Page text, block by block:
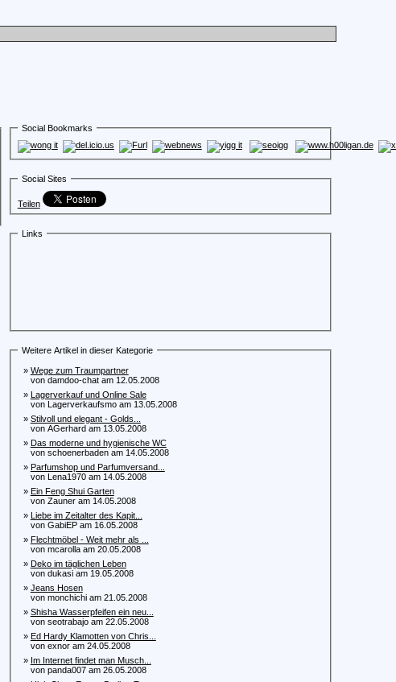
Social Bookmarks
Social Sites
Teilen
Links
Weitere Artikel in dieser Kategorie
» Wege zum Traumpartner
von damdoo-chat am 12.05.2008
» Lagerverkauf und Online Sale
von Lagerverkaufsmo am 13.05.2008
» Stilvoll und elegant - Golds...
von AGerhard am 13.05.2008
» Das moderne und hygienische WC
von schoenerbaden am 14.05.2008
» Parfumshop und Parfumversand...
von Lena1970 am 14.05.2008
» Ein Feng Shui Garten
von Zauner am 14.05.2008
» Liebe im Zeitalter des Kapit...
von GabiEP am 16.05.2008
» Flechtmöbel - Weit mehr als ...
von mcarolla am 20.05.2008
» Deko im täglichen Leben
von dukasi am 19.05.2008
» Jeans Hosen
von monchichi am 21.05.2008
» Shisha Wasserpfeifen ein neu...
von seotrabajo am 22.05.2008
» Ed Hardy Klamotten von Chris...
von exnor am 24.05.2008
» Im Internet findet man Musch...
von panda007 am 26.05.2008